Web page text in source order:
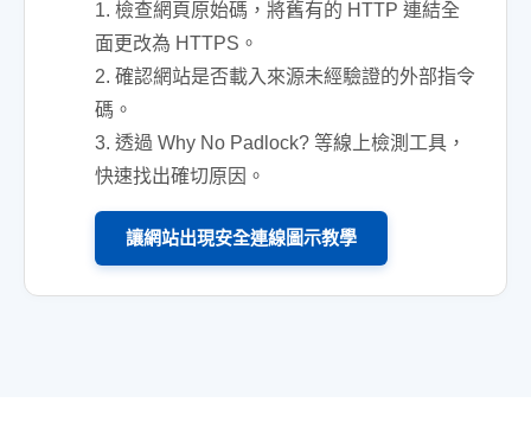
1. 檢查網頁原始碼，將舊有的 HTTP 連結全
面更改為 HTTPS。
2. 確認網站是否載入來源未經驗證的外部指令
碼。
3. 透過 Why No Padlock? 等線上檢測工具，
快速找出確切原因。
讓網站出現安全連線圖示教學